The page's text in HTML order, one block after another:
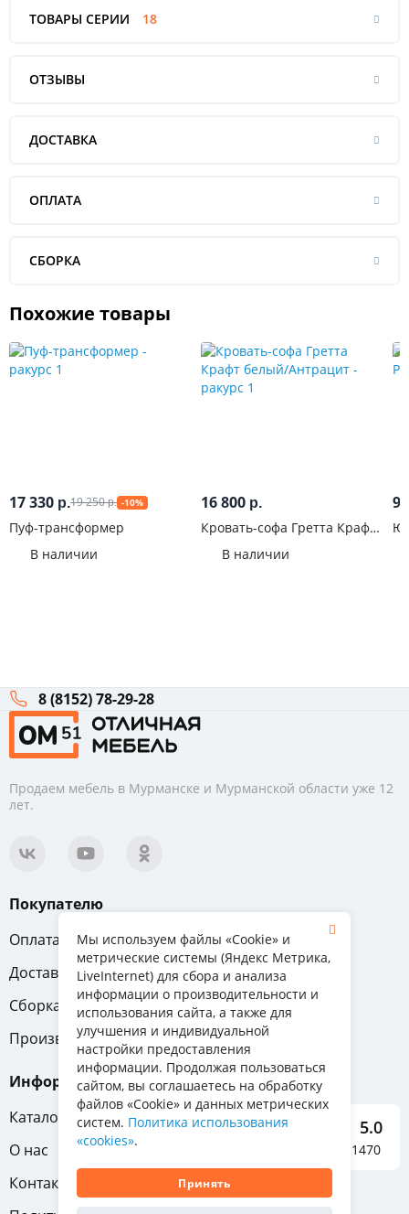
ТОВАРЫ СЕРИИ 18
ОТЗЫВЫ
ДОСТАВКА
ОПЛАТА
СБОРКА
Похожие товары
17 330 р.19 250р. -10%
Пуф-трансформер
В наличии
16 800 р.
Кровать-софа Гретта Крафт
В наличии
9
8 (8152) 78-29-28
Продаем мебель в Мурманске и Мурманской области уже 12
лет.
Покупателю
Оплата
Вопрос-ответ
Доставка
Обмен и возврат
Сборка
Гарантия
Производители
Информация
Каталог мебели
О нас
Контакты
5.0
Отзывы о нас 1470
Мы используем файлы «Cookie» и
метрические системы (Яндекс Метрика,
LiveInternet) для сбора и анализа
информации о производительности и
использования сайта, а также для
улучшения и индивидуальной
настройки предоставления
информации. Продолжая пользоваться
сайтом, вы соглашаетесь на обработку
файлов «Cookie» и данных метрических
систем. Политика использования
«cookies».
Принять